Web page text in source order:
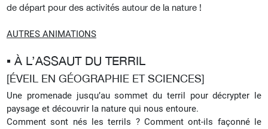
de départ pour des activités autour de la nature !
AUTRES ANIMATIONS
▪︎ À L’ASSAUT DU TERRIL
[ÉVEIL EN GÉOGRAPHIE ET SCIENCES]
Une promenade jusqu’au sommet du terril pour décrypter le
paysage et découvrir la nature qui nous entoure.
Comment sont nés les terrils ? Comment ont-ils façonné le